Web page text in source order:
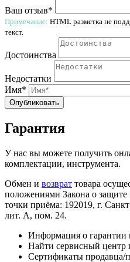
Ваш отзыв*
Примечание: HTML разметка не
текст.
Достоинства
Недостатки
Имя*
Опубликовать
Гарантия
У нас вы можете получить
комплектации, инструмента.
Обмен и возврат товара
положениями Закона о защите
точки приёма: 192019, г.
лит. А, пом. 24.
Информация о гарантии
Найти сервисный центр
Сертификаты продавца/